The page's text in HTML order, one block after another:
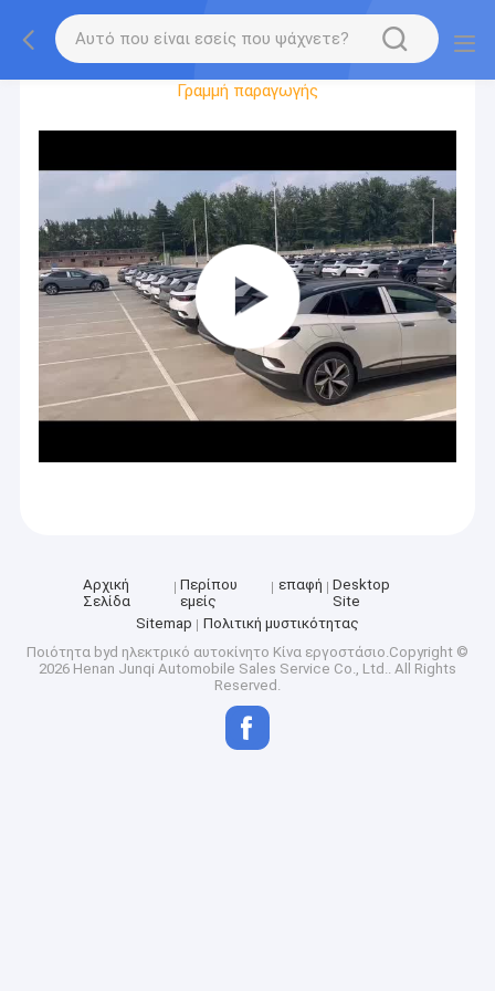
Γύρος Εργοστασίων
Γραμμή παραγωγής
Αρχική
Σελίδα
Περίπου
εμείς
επαφή
Desktop
Site
Sitemap
Πολιτική μυστικότητας
Ποιότητα byd ηλεκτρικό αυτοκίνητο Κίνα εργοστάσιο.Copyright ©
2026 Henan Junqi Automobile Sales Service Co., Ltd.. All Rights
Reserved.